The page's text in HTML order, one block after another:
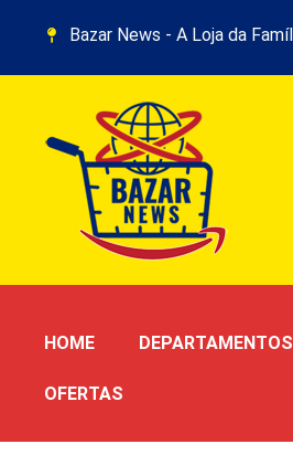
Bazar News - A Loja da
HOME DEPARTAMENTOS
OFERTAS